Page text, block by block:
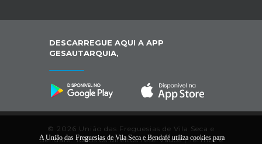
DESCARREGUE AQUI A APP
GESAUTARQUIA,
© 2026 União das Freguesias de Vila Seca e
Bendafé. Todos os direitos reservados |Termos e
A União das Freguesias de Vila Seca e Bendafé utiliza cookies para